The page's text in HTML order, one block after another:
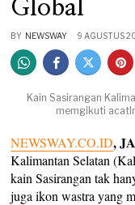
Global
BY NEWSWAY 9 AGUSTUS
Kain Sasirangan
memgikuti
NEWSWAY.CO.ID,
Kalimantan Selatan
kain Sasirangan tak
juga ikon wastra yang